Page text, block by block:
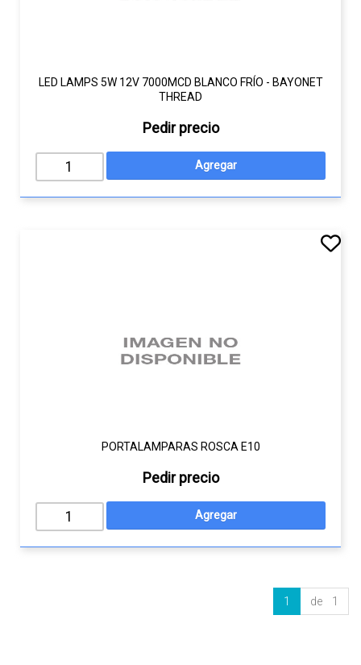
LED LAMPS 5W 12V 7000MCD BLANCO FRÍO - BAYONET
THREAD
Pedir precio
PORTALAMPARAS ROSCA E10
Pedir precio
1 de 1